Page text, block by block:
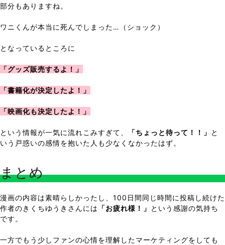
部分もありますね。
ワニくんが本当に死んでしまった…（ショック）
となっているところに
「グッズ販売するよ！」
「書籍化が決定したよ！」
「映画化も決定したよ！」
という情報が一気に流れこみすぎて、 「ちょっと待って！！」 と
いう戸惑いの感情を抱いた人も少なくなかったはず。
まとめ
漫画の内容は素晴らしかったし、100日間同じ時間に投稿し続けた
作者のきくちゆうきさんには 「お疲れ様！」 という感謝の気持ち
です。
一方でもう少しファンの心情を理解したマーケティングをしても